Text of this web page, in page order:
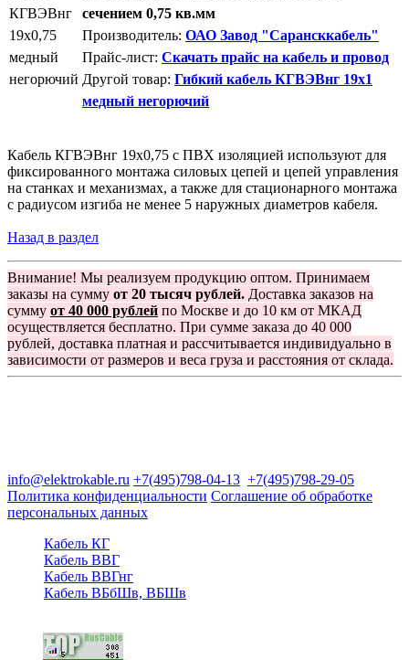
сечением 0,75 кв.мм
Производитель: ОАО Завод "Сарансккабель"
Прайс-лист: Скачать прайс на кабель и провод
Другой товар: Гибкий кабель КГВЭВнг 19х1
медный негорючий
Кабель КГВЭВнг 19х0,75 с ПВХ изоляцией используют для
фиксированного монтажа силовых цепей и цепей управления
на станках и механизмах, а также для стационарного монтажа
с радиусом изгиба не менее 5 наружных диаметров кабеля.
Назад в раздел
Внимание! Мы реализуем продукцию оптом. Принимаем
заказы на сумму от 20 тысяч рублей. Доставка заказов на
сумму от 40 000 рублей по Москве и до 10 км от МКАД
осуществляется бесплатно. При сумме заказа до 40 000
рублей, доставка платная и рассчитывается индивидуально в
зависимости от размеров и веса груза и расстояния от склада.
info@elektrokable.ru +7(495)798-04-13 +7(495)798-29-05
Политика конфиденциальности Соглашение об обработке
персональных данных
Кабель КГ
Кабель ВВГ
Кабель ВВГнг
Кабель ВБбШв, ВБШв